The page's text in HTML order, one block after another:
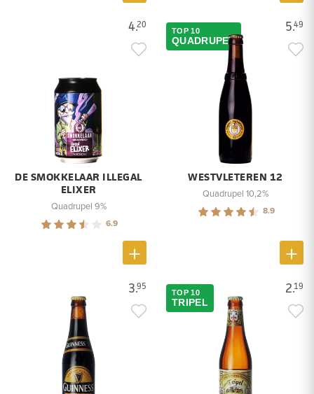
4.20
DE SMOKKELAAR ILLEGAL
ELIXER
Quadrupel 9%
6.9
5.49
TOP 10
QUADRUPEL
WESTVLETEREN 12
Quadrupel 10,2%
8.9
3.95 2.19
TOP 10
TRIPEL